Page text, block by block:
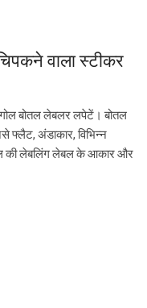
वाला स्टीकर
बोतल लेबलर लपेटें। बोतल
फ्लैट, अंडाकार, विभिन्न
की लेबलिंग लेबल के आकार और